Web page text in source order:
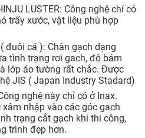
LUSTER: Công nghệ chỉ có
trấy xước, vật liệu phù hợp
đuôi cá ): Chân gạch dạng
tình trạng rơi gach, độ bám
lớp áo tường rất chắc. Được
JIS ( Japan Industry Stadard)
nghệ này chỉ có ở Inax.
nhập vào các góc gach
trạng cắt gạch khi thi công,
trình đẹp hơn.